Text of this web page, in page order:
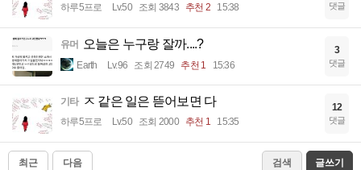
하루5프로 Lv.50 조회 3843 추천 2 15:38 댓글
유머 오늘은 누구랑 잘까....?
Earth Lv.96 조회 2749 추천 1 15:36
3
댓글
기타 ㅈ 같은 일은 뜯어보면 다
하루5프로 Lv.50 조회 2000 추천 1 15:35
12
댓글
최근 다음 검색 글쓰기